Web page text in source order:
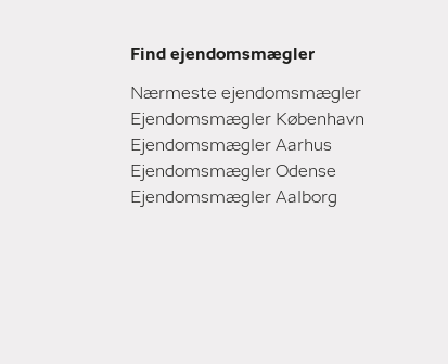
Find ejendomsmægler
Nærmeste ejendomsmægler
Ejendomsmægler København
Ejendomsmægler Aarhus
Ejendomsmægler Odense
Ejendomsmægler Aalborg